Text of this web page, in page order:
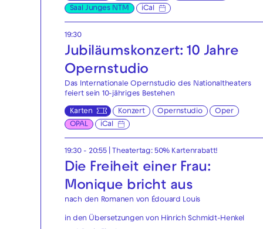
Saal Junges NTM
iCal
19:30
Jubiläumskonzert: 10 Jahre
Opernstudio
Das Internationale Opernstudio des Nationaltheaters
feiert sein 10-jähriges Bestehen
Karten Konzert Opernstudio
Oper
OPAL
iCal
19:30 - 20:55| Theatertag: 50% Kartenrabatt!
Die Freiheit einer Frau:
Monique bricht aus
nach den Romanen von Édouard Louis
in den Übersetzungen von Hinrich Schmidt-Henkel